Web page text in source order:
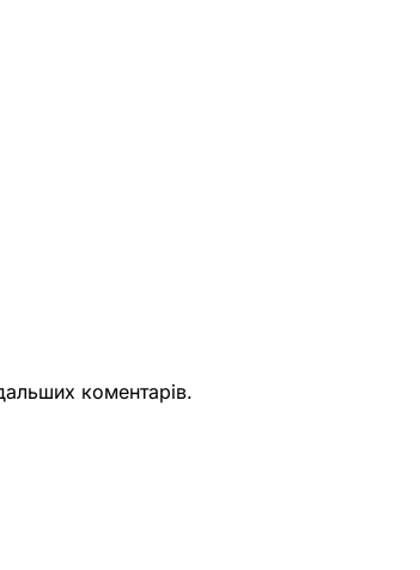
коментарів.